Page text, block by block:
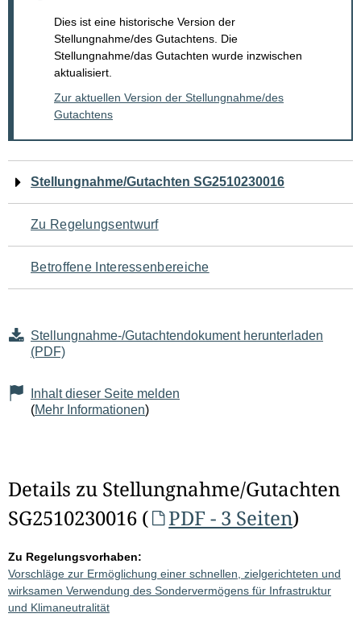
Dies ist eine historische Version der
Stellungnahme/des Gutachtens. Die
Stellungnahme/das Gutachten wurde inzwischen
aktualisiert.
Zur aktuellen Version der Stellungnahme/des
Gutachtens
Navigation
für
den
Seiteninhalt
Stellungnahme/Gutachten SG2510230016
Zu Regelungsentwurf
Betroffene Interessenbereiche
Stellungnahme-/Gutachtendokument herunterladen
(PDF)
Inhalt dieser Seite melden
(Mehr Informationen)
Details zu Stellungnahme/Gutachten
SG2510230016 (
PDF - 3 Seiten)
Zu Regelungsvorhaben:
Vorschläge zur Ermöglichung einer schnellen, zielgerichteten und
wirksamen Verwendung des Sondervermögens für Infrastruktur
und Klimaneutralität